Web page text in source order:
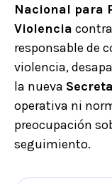
Nacional para
Violencia
responsable de
violencia,
la nueva
operativa ni
preocupación
seguimiento.